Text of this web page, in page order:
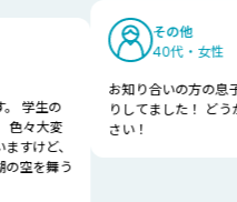
その他
40代・女性
お知り合いの方の息子さんが通
りしてました！ どうかこれから
さい！